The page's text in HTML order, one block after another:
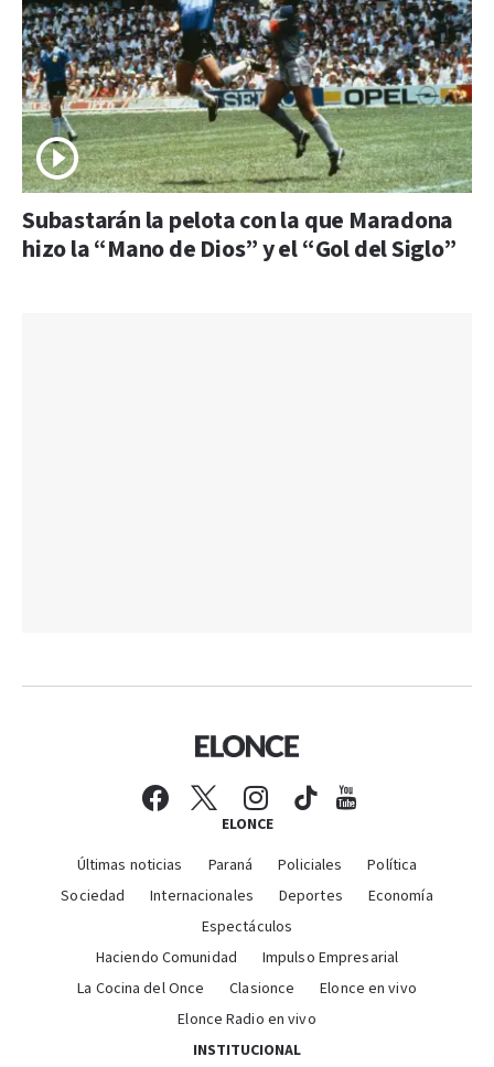
Subastarán la pelota con la que Maradona
hizo la “Mano de Dios” y el “Gol del Siglo”
ELONCE
Últimas noticias Paraná Policiales
Política
Sociedad
Internacionales Deportes
Economía
Espectáculos
Haciendo Comunidad
Impulso Empresarial
La Cocina del Once
Clasionce
Elonce en vivo
Elonce Radio en vivo
INSTITUCIONAL